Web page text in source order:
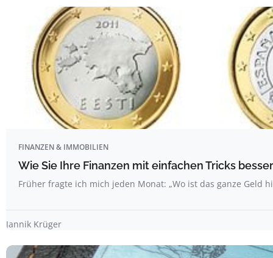
FINANZEN & IMMOBILIEN
Wie Sie Ihre Finanzen mit einfachen Tricks
Früher fragte ich mich jeden Monat: „Wo ist das ganze Geld
Jannik Krüger